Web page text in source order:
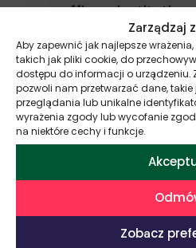
Zarządzaj
Aby zapewnić jak najlepsze
takich jak pliki cookie, do
dostępu do informacji o urządzeniu.
pozwoli nam przetwarzać dane,
przeglądania lub unikalne
wyrażenia zgody lub wycofanie
na niektóre cechy i funkcje.
Zobacz
offices,
we were unable
funding.
Read more »